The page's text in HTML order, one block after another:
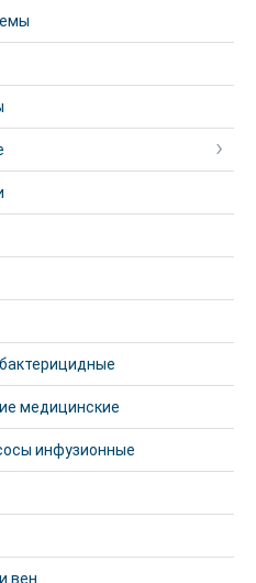
медицинские
инфузионные
вен